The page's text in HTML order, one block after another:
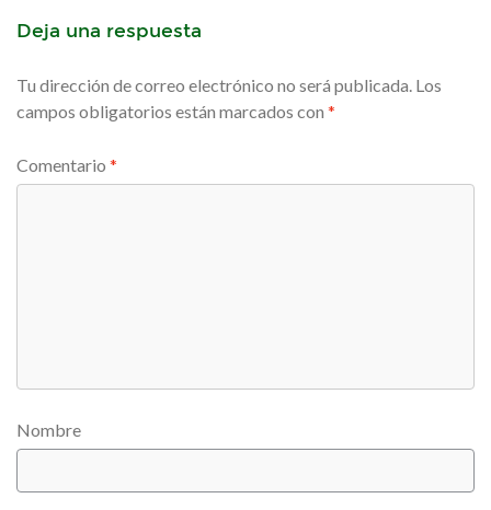
Deja una respuesta
Tu dirección de correo electrónico no será publicada. Los
campos obligatorios están marcados con *
Comentario *
Nombre